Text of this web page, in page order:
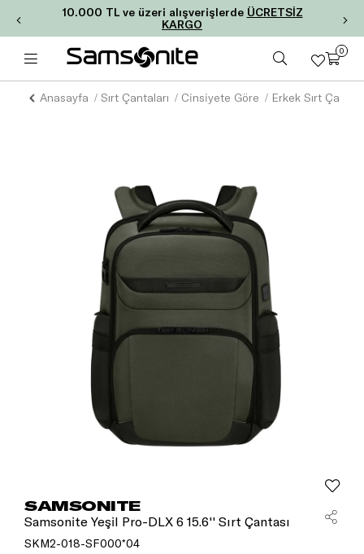
10.000 TL ve üzeri alışverişlerde ÜCRETSİZ
KARGO
0
Anasayfa Sırt Çantaları Cinsiyete Göre Erkek Sırt
SAMSONITE
Samsonite Yeşil Pro-DLX 6 15.6'' Sırt Çantası
SKM2-018-SF000*04